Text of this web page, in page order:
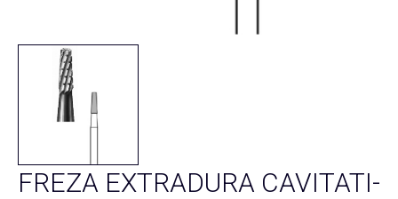
FREZA EXTRADURA CAVITATI-